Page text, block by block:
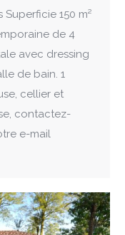
150 m²
de 4
avec dressing
de bain. 1
cellier et
contactez-
e-mail